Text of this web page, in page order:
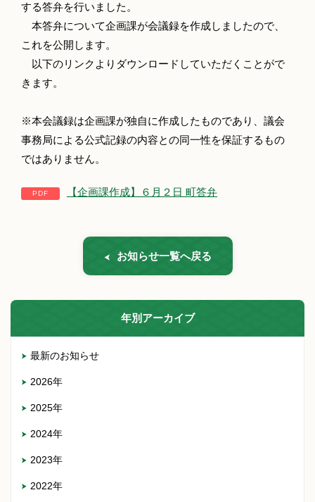
する答弁を行いました。
本答弁について企画課が会議録を作成しましたので、
これを公開します。
以下のリンクよりダウンロードしていただくことがで
きます。
※本会議録は企画課が独自に作成したものであり、議会
事務局による公式記録の内容との同一性を保証するもの
ではありません。
【企画課作成】６月２日 町答弁
お知らせ一覧へ戻る
年別アーカイブ
最新のお知らせ
2026年
2025年
2024年
2023年
2022年